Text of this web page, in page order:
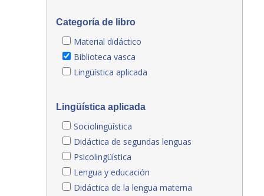
Categoría de libro
Material didáctico
Biblioteca vasca
Lingüística aplicada
Lingüística aplicada
Sociolingüística
Didáctica de segundas lenguas
Psicolingüística
Lengua y educación
Didáctica de la lengua materna